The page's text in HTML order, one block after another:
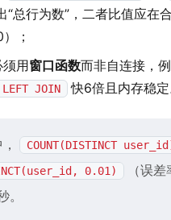
“总行为数”，二者比值应
；
用窗口函数而非自连接，
LEFT JOIN 快6倍且内存稳
COUNT(DISTINCT
0.01)
（误